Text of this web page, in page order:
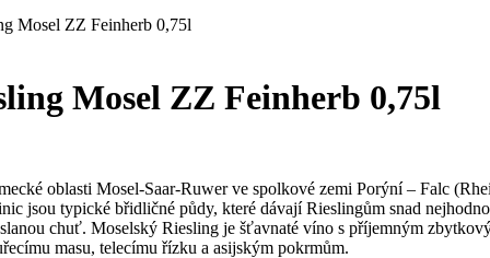
Mosel ZZ Feinherb 0,75l
Mosel ZZ Feinherb 0,75l
oblasti Mosel-Saar-Ruwer ve spolkové zemi Porýní – Falc
jsou typické břidličné půdy, které dávají Rieslingům snad
chuť. Moselský Riesling je šťavnaté víno s příjemným
masu, telecímu řízku a asijským pokrmům.